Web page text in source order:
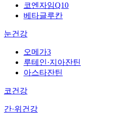
코엔자임Q10
베타글루칸
눈건강
오메가3
루테인·지아잔틴
아스타잔틴
코건강
간·위건강